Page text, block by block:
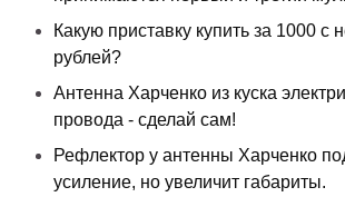
Какую приставку купить за 1000 с
рублей?
Антенна Харченко из куска
провода - сделай сам!
Рефлектор у антенны Харченко
усиление, но увеличит габариты.